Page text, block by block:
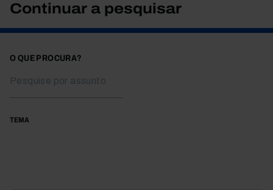
Continuar a pesquisar
O QUE PROCURA?
TEMA